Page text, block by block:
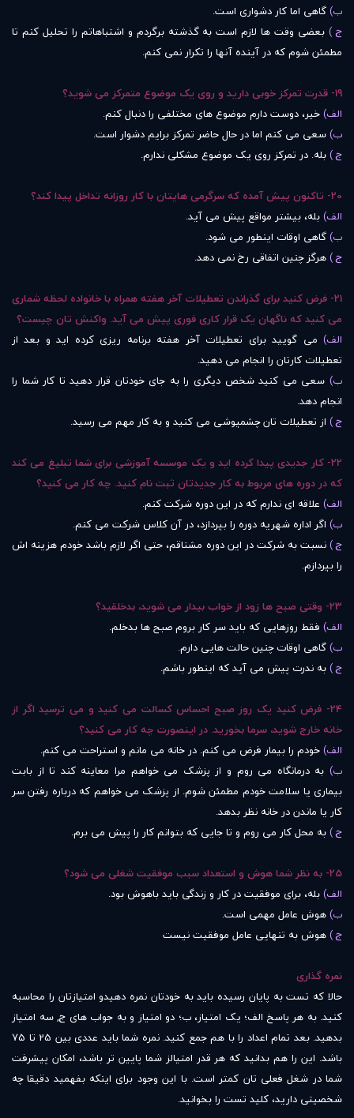
ب)گاهی اما کار دشواری است.
ج )بعضی وقت ها لازم است به گذشته برگردم و اشتباهاتم را تحلیل کنم تا
مطمئن شوم که در آینده آنها را تکرار نمی کنم.
19- قدرت تمرکز خوبی دارید و روی یک موضوع متمرکز می شوید؟
الف)خیر، دوست دارم موضوع های مختلفی را دنبال کنم.
ب)سعی می کنم اما در حال حاضر تمرکز برایم دشوار است.
ج )بله. در تمرکز روی یک موضوع مشکلی ندارم.
20- تاکنون پیش آمده که سرگرمی هایتان با کار روزانه تداخل پیدا کند؟
الف)بله، بیشتر مواقع پیش می آید.
ب)گاهی اوقات اینطور می شود.
ج )هرگز چنین اتفاقی رخ نمی دهد.
21- فرض کنید برای گذراندن تعطیلات آخر هفته همراه با خانواده لحظه شماری
می کنید که ناگهان یک قرار کاری فوری پیش می آید. واکنش تان چیست؟
الف) می گویید برای تعطیلات آخر هفته برنامه ریزی کرده اید و بعد از
تعطیلات کارتان را انجام می دهید.
ب) سعی می کنید شخص دیگری را به جای خودتان قرار دهید تا کار شما را
انجام دهد.
ج ) از تعطیلات تان چشمپوشی می کنید و به کار مهم می رسید.
22- کار جدیدی پیدا کرده اید و یک موسسه آموزشی برای شما تبلیغ می کند
که در دوره های مربوط به کار جدیدتان ثبت نام کنید. چه کار می کنید؟
الف) علاقه ای ندارم که در این دوره شرکت کنم.
ب) اگر اداره شهریه دوره را بپردازد، در آن کلاس شرکت می کنم.
ج )نسبت به شرکت در این دوره مشتاقم، حتی اگر لازم باشد خودم هزینه اش
را بپردازم.
23- وقتی صبح ها زود از خواب بیدار می شوید، بدخلقید؟
الف) فقط روزهایی که باید سر کار بروم صبح ها بدخلم.
ب)گاهی اوقات چنین حالت هایی دارم.
ج )به ندرت پیش می آید که اینطور باشم.
24- فرض کنید یک روز صبح احساس کسالت می کنید و می ترسید اگر از
خانه خارج شوید، سرما بخورید. در اینصورت چه کار می کنید؟
الف)خودم را بیمار فرض می کنم. در خانه می مانم و استراحت می کنم.
ب) به درمانگاه می روم و از پزشک می خواهم مرا معاینه کند تا از بابت
بیماری یا سلامت خودم مطمئن شوم. از پزشک می خواهم که درباره رفتن سر
کار یا ماندن در خانه نظر بدهد.
ج )به محل کار می روم و تا جایی که بتوانم کار را پیش می برم.
25- به نظر شما هوش و استعداد سبب موفقیت شغلی می شود؟
الف)بله، برای موفقیت در کار و زندگی باید باهوش بود.
ب)هوش عامل مهمی است.
ج )هوش به تنهایی عامل موفقیت نیست
نمره گذاری
حالا که تست به پایان رسیده باید به خودتان نمره دهیدو امتیازتان را محاسبه
کنید. به هر پاسخ الف؛ یک امتیاز، ب؛ دو امتیاز و به جواب های ج, سه امتیاز
بدهید. بعد تمام اعداد را با هم جمع کنید. نمره شما باید عددی بین 25 تا 75
باشد. این را هم بدانید که هر قدر امتیالز شما پایین تر باشد، امکان پیشرفت
شما در شغل فعلی تان کمتر است. با این وجود برای اینکه بفهمید دقیقا چه
شخصیتی دارید، کلید تست را بخوانید.